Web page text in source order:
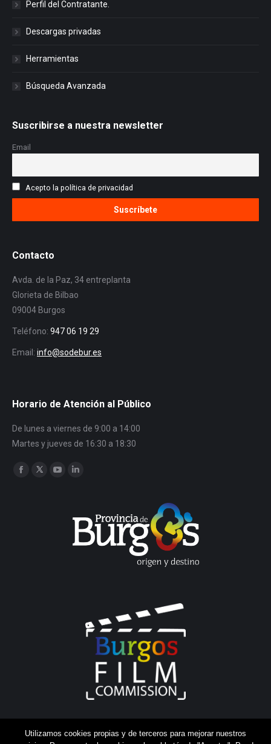
Perfil del Contratante.
Descargas privadas
Herramientas
Búsqueda Avanzada
Suscribirse a nuestra newsletter
Email
Acepto la política de privacidad
Contacto
Avda. de la Paz, 34 entreplanta
Glorieta de Bilbao
09004 Burgos
Teléfono: 947 06 19 29
Email: info@sodebur.es
Horario de Atención al Público
De lunes a viernes de 9:00 a 14:00
Martes y jueves de 16:30 a 18:30
Encuéntranos en:
Facebook
Utilizamos cookies propias y de terceros para mejorar nuestros